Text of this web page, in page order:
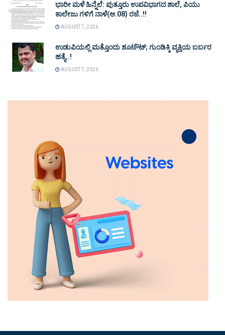
ಭಾರೀ ಮಳೆ ಹಿನ್ನೆಲೆ: ಪುತ್ತೂರು ಉಪವಿಭಾಗದ ಶಾಲೆ, ಪಿಯು
ಕಾಲೇಜು ಗಳಿಗೆ ನಾಳೆ(ಆ.08) ರಜೆ..!!
AUGUST 7, 2026
ಉಡುಪಿಯಲ್ಲಿ ಮತ್ತೊಂದು ಶೂಟೌಟ್‌; ಗುಂಡಿಕ್ಕಿ ವ್ಯಕ್ತಿಯ ಬರ್ಬರ
ಹತ್ಯೆ..!
AUGUST 7, 2026